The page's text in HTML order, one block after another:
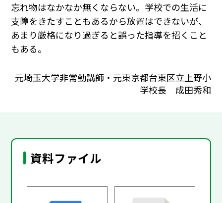
忘れ物はなかなか無くならない。学校での生活に
支障をきたすこともあるから放置はできないが、
あまり厳格になり過ぎると誤った指導を招くこと
もある。
元埼玉大学非常勤講師・元東京都台東区立上野小
学校長 成田秀和
資料ファイル